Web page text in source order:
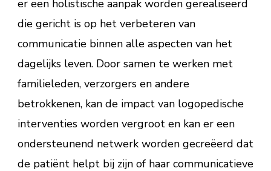
er een holistische aanpak worden gerealiseerd
die gericht is op het verbeteren van
communicatie binnen alle aspecten van het
dagelijks leven. Door samen te werken met
familieleden, verzorgers en andere
betrokkenen, kan de impact van logopedische
interventies worden vergroot en kan er een
ondersteunend netwerk worden gecreëerd dat
de patiënt helpt bij zijn of haar communicatieve